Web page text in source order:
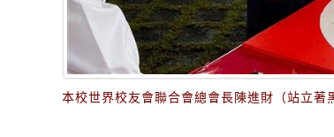
本校世界校友會聯合會總會長陳進財（站立著